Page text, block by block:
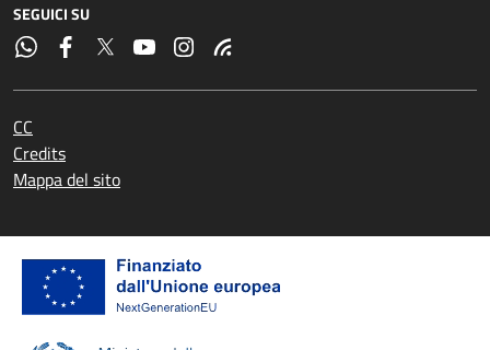
SEGUICI SU
CC
Credits
Mappa del sito